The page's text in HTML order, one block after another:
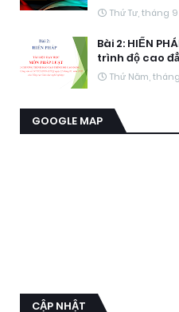
Thứ Tư, tháng
Bài 2: HIẾN
trình độ cao
Thứ Năm, tháng
GOOGLE MAP
CẬP NHẬT